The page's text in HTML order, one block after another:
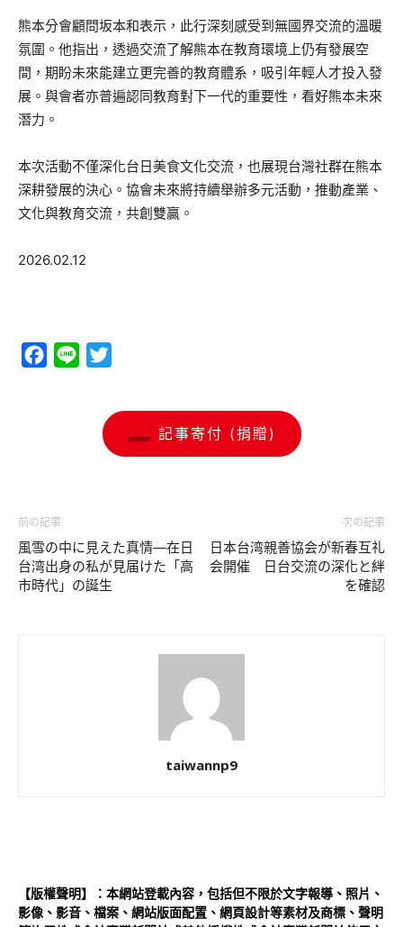
熊本分會顧問坂本和表示，此行深刻感受到無國界交流的溫暖
氛圍。他指出，透過交流了解熊本在教育環境上仍有發展空
間，期盼未來能建立更完善的教育體系，吸引年輕人才投入發
展。與會者亦普遍認同教育對下一代的重要性，看好熊本未來
潛力。
本次活動不僅深化台日美食文化交流，也展現台灣社群在熊本
深耕發展的決心。協會未來將持續舉辦多元活動，推動產業、
文化與教育交流，共創雙贏。
2026.02.12
Facebook
Line
記事寄付 (捐贈)
前の記事
風雪の中に見えた真情―在日
台湾出身の私が見届けた「高
市時代」の誕生
次の記事
日本台湾親善協会が新春互礼
会開催 日台交流の深化と絆
を確認
taiwannp9
【版權聲明】：本網站登載內容，包括但不限於文字報導、照片、
影像、影音、檔案、網站版面配置、網頁設計等素材及商標、聲明